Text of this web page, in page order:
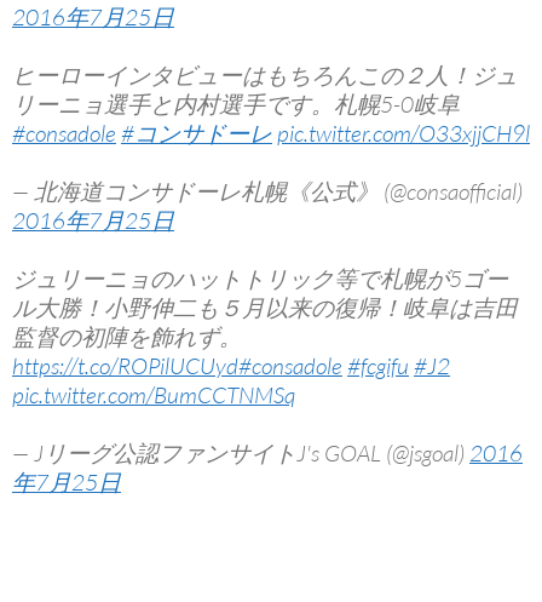
2016年7月25日
ヒーローインタビューはもちろんこの２人！ジュ
リーニョ選手と内村選手です。札幌5-0岐阜
#consadole #コンサドーレ pic.twitter.com/O33xjjCH9l
— 北海道コンサドーレ札幌《公式》 (@consaofficial)
2016年7月25日
ジュリーニョのハットトリック等で札幌が5ゴー
ル大勝！小野伸二も５月以来の復帰！岐阜は吉田
監督の初陣を飾れず。
https://t.co/ROPilUCUyd#consadole #fcgifu #J2
pic.twitter.com/BumCCTNMSq
— Jリーグ公認ファンサイトJ's GOAL (@jsgoal) 2016
年7月25日